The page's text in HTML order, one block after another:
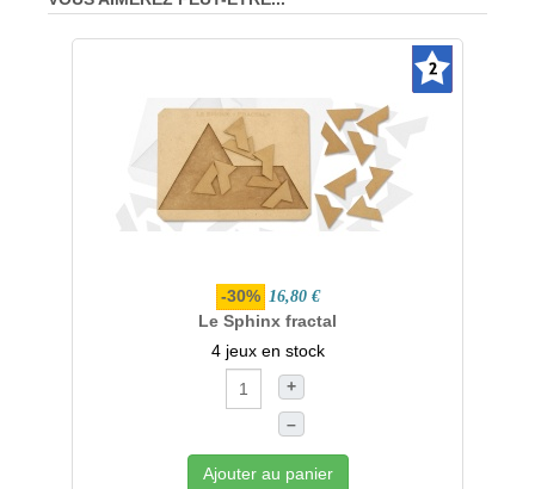
-30% 16,80 €
Le Sphinx fractal
4 jeux en stock
+
–
Ajouter au panier